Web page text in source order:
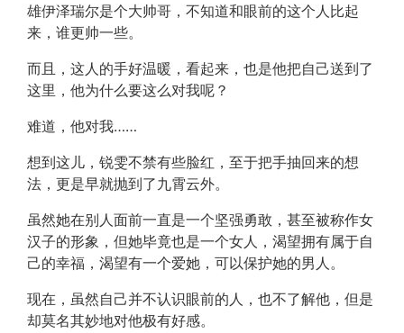
雄伊泽瑞尔是个大帅哥，不知道和眼前的这个人比起
来，谁更帅一些。
而且，这人的手好温暖，看起来，也是他把自己送到了
这里，他为什么要这么对我呢？
难道，他对我……
想到这儿，锐雯不禁有些脸红，至于把手抽回来的想
法，更是早就抛到了九霄云外。
虽然她在别人面前一直是一个坚强勇敢，甚至被称作女
汉子的形象，但她毕竟也是一个女人，渴望拥有属于自
己的幸福，渴望有一个爱她，可以保护她的男人。
现在，虽然自己并不认识眼前的人，也不了解他，但是
却莫名其妙地对他极有好感。